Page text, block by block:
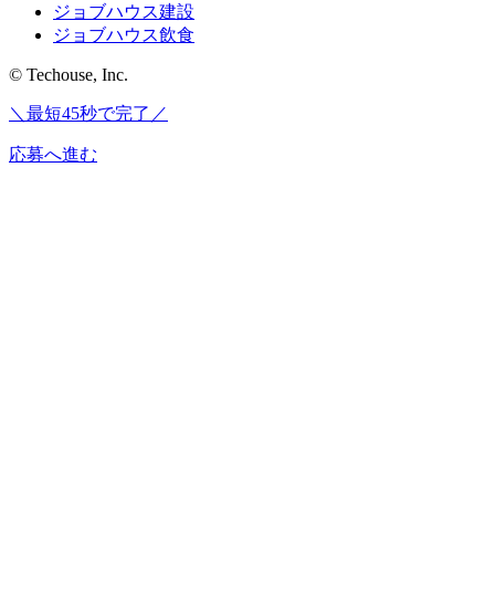
ジョブハウス建設
ジョブハウス飲食
© Techouse, Inc.
＼最短45秒で完了／
応募へ進む